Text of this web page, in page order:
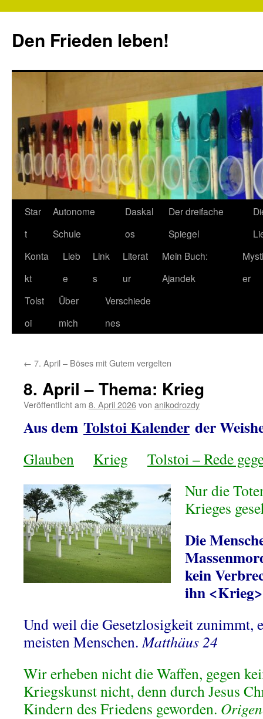
springen
Den Frieden leben!
Star
t
Autonome
Schule
Daskal
os
Der dreifache
Spiegel
Konta
kt
Lieb
e
Link
s
Literat
ur
Mein Buch:
Ajandek
er
Tolst
oi
Über
mich
Verschiede
nes
← 7. April – Böses mit Gutem vergelten
8. April – Thema: Krieg
Veröffentlicht am 8. April 2026von anikodrozdy
Aus dem Tolstoi Kalender der
Glauben Krieg
Tolstoi – Rede
Nur die
Krieges
Die
kein
ihn
Und weil die Gesetzlosigkeit zunimmt,
meisten Menschen.Matthäus 24
Wir erheben nicht die Waffen, gegen
Kriegskunst nicht, denn durch Jesus
Kindern des Friedens geworden.